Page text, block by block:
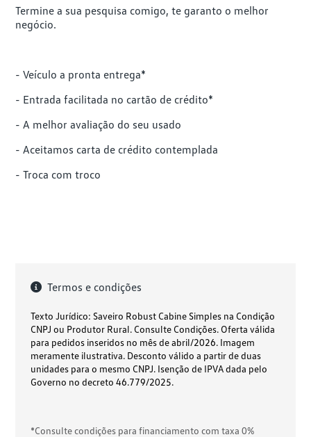
Termine a sua pesquisa comigo, te garanto o melhor
negócio.
- Veículo a pronta entrega*
- Entrada facilitada no cartão de crédito*
- A melhor avaliação do seu usado
- Aceitamos carta de crédito contemplada
- Troca com troco
Termos e condições
Texto Jurídico: Saveiro Robust Cabine Simples na Condição
CNPJ ou Produtor Rural. Consulte Condições. Oferta válida
para pedidos inseridos no mês de abril/2026. Imagem
meramente ilustrativa. Desconto válido a partir de duas
unidades para o mesmo CNPJ. Isenção de IPVA dada pelo
Governo no decreto 46.779/2025.
*Consulte condições para financiamento com taxa 0%